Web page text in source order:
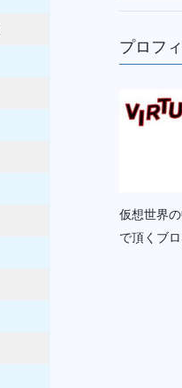
プロフ
仮想世界
で頂くブ